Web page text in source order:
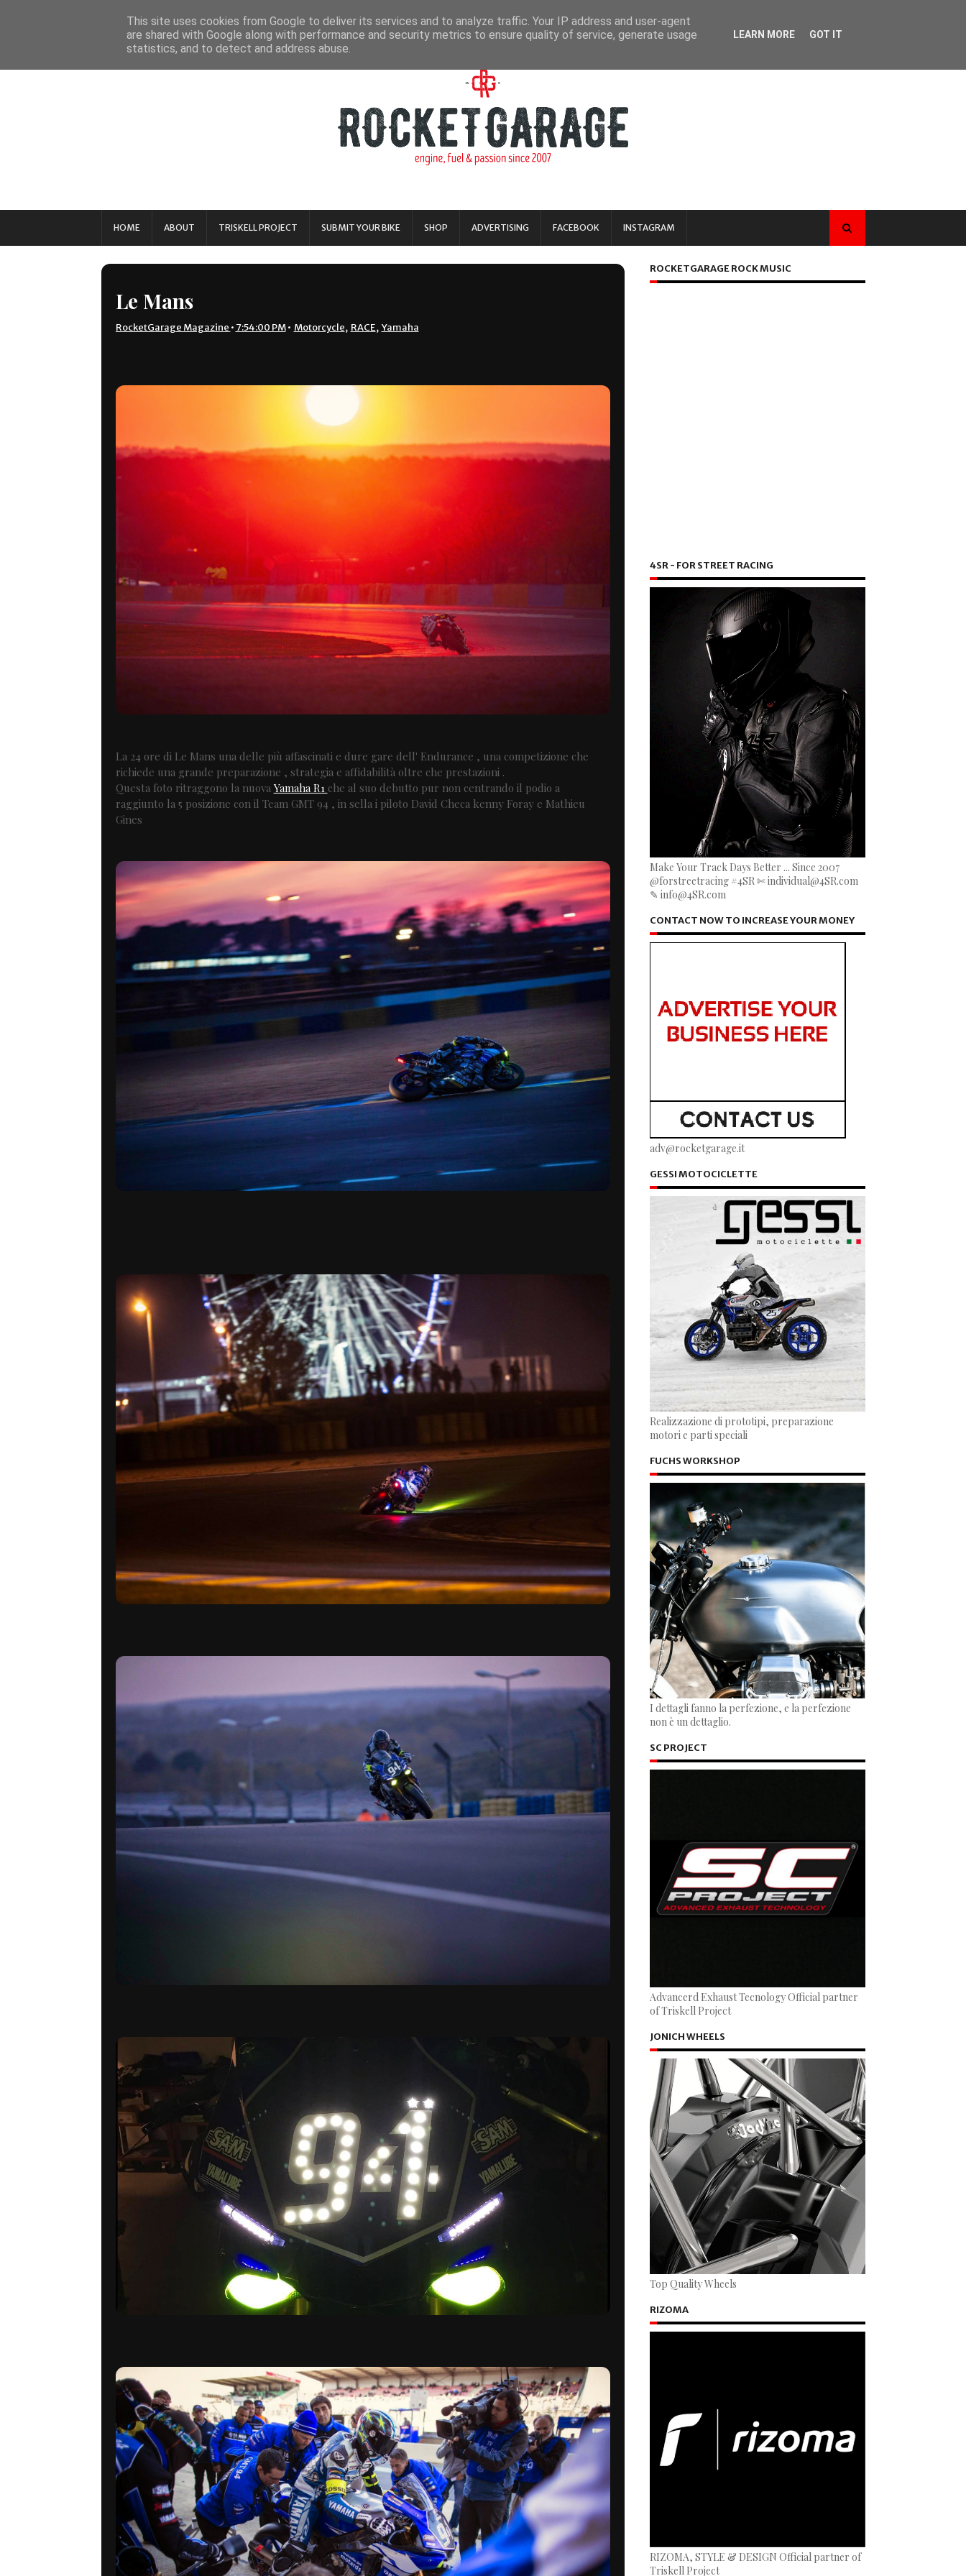
HOME ABOUT TRISKELL PROJECT SUBMIT YOUR BIKE SHOP ADVERTISING FACEBOOK INSTAGRAM
Le Mans
RocketGarage Magazine • 7:54:00 PM • Motorcycle, RACE, Yamaha
La 24 ore di Le Mans una delle più affascinati e dure gare dell' Endurance , una competizione che
richiede una grande preparazione , strategia e affidabilità oltre che prestazioni .
Questa foto ritraggono la nuova Yamaha R1 che al suo debutto pur non centrando il podio a
raggiunto la 5 posizione con il Team GMT 94 , in sella i piloto David Checa kenny Foray e Mathieu
Gines
ROCKETGARAGE ROCK MUSIC
4SR - FOR STREET RACING
Make Your Track Days Better ... Since 2007
@forstreetracing #4SR ✄ individual@4SR.com
✎ info@4SR.com
CONTACT NOW TO INCREASE YOUR MONEY
adv@rocketgarage.it
GESSI MOTOCICLETTE
Realizzazione di prototipi, preparazione
motori e parti speciali
FUCHS WORKSHOP
I dettagli fanno la perfezione, e la perfezione
non è un dettaglio.
SC PROJECT
Advancerd Exhaust Tecnology Official partner
of Triskell Project
JONICH WHEELS
Top Quality Wheels
RIZOMA
RIZOMA, STYLE & DESIGN Official partner of
Triskell Project
This site uses cookies from Google to deliver its services and to analyze traffic. Your IP address and user-agent
are shared with Google along with performance and security metrics to ensure quality of service, generate usage
statistics, and to detect and address abuse.
LEARN MORE GOT IT